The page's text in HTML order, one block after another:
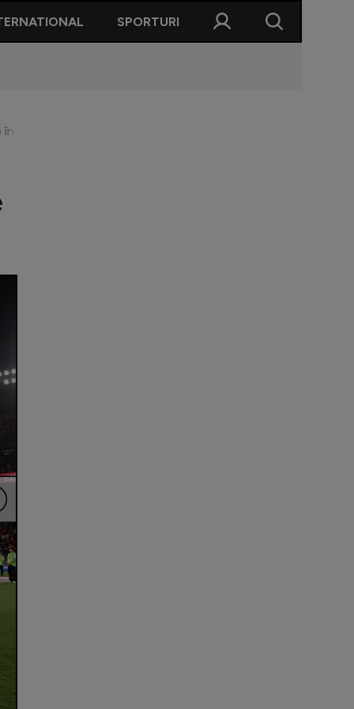
SPORTURI
fotbalul mondial. Se poate întâmpla chiar la debutul la